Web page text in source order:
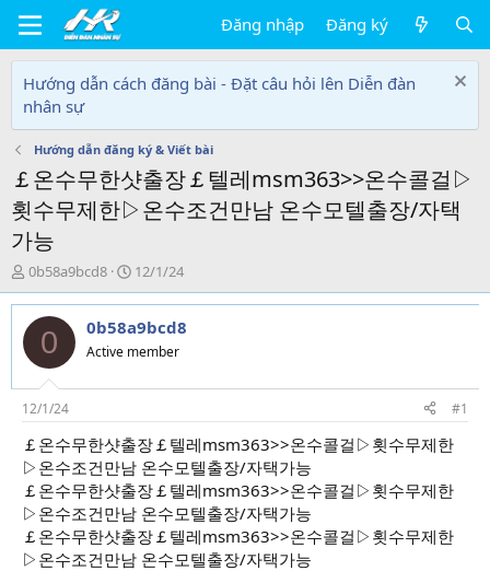
Đăng nhập Đăng ký
Hướng dẫn cách đăng bài - Đặt câu hỏi lên Diễn đàn
nhân sự
Hướng dẫn đăng ký & Viết bài
￡온수무한샷출장￡텔레msm363>>온수콜걸▷
횟수무제한▷온수조건만남 온수모텔출장/자택
가능
T
h
r
e
d
s
t
a
r
t
e
r
0b58a9bcd8
N
g
à
y
g
i
12/1/24
0 0b58a9bcd8
Active member
12/1/24 #1
￡온수무한샷출장￡텔레msm363>>온수콜걸▷횟수무제한
▷온수조건만남 온수모텔출장/자택가능
￡온수무한샷출장￡텔레msm363>>온수콜걸▷횟수무제한
▷온수조건만남 온수모텔출장/자택가능
￡온수무한샷출장￡텔레msm363>>온수콜걸▷횟수무제한
▷온수조건만남 온수모텔출장/자택가능